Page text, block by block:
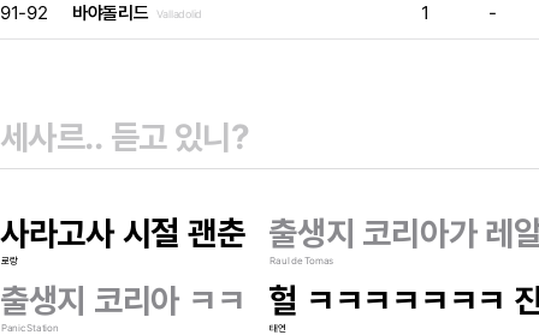
91-92 바야돌리드 Valladolid 1 -
사라고사 시절 괜춘
로랑
출생지 코리아가 레
Raul de Tomas
출생지 코리아 ㅋㅋ
Panic Station
헐 ㅋㅋㅋㅋㅋㅋㅋ
태연